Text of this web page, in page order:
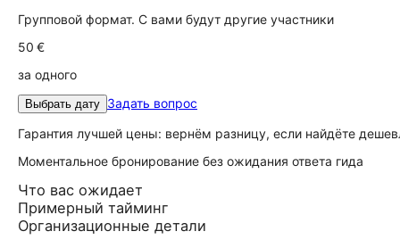
Групповой формат. С вами будут другие участники
50 €
за одного
Выбрать дату Задать вопрос
Гарантия лучшей цены: вернём разницу, если найдёте
Моментальное бронирование без ожидания ответа гида
Что вас ожидает
Примерный тайминг
Организационные детали